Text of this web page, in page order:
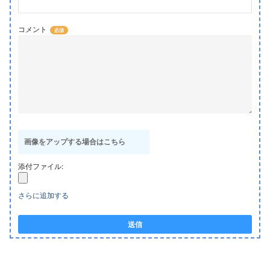
コメント
画像をアップする場合はこちら
添付ファイル:
さらに追加する
送信